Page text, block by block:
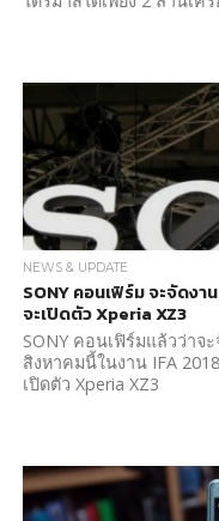
NEWS & UPDATE
SONY คอนเฟิร์ม จะจัดงา
จะเปิดตัว Xperia XZ3
SONY คอนเฟิร์มแล้วว่าจ
สิงหาคมนี้ในงาน IFA
เปิดตัว Xperia XZ3